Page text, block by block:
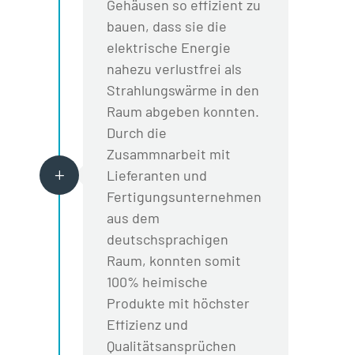
L
Gehäusen so effizient zu
bauen, dass sie die
elektrische Energie
nahezu verlustfrei als
Strahlungswärme in den
Raum abgeben konnten.
Durch die
Zusammnarbeit mit
Lieferanten und
Fertigungsunternehmen
aus dem
deutschsprachigen
Raum, konnten somit
100% heimische
Produkte mit höchster
Effizienz und
Qualitätsansprüchen